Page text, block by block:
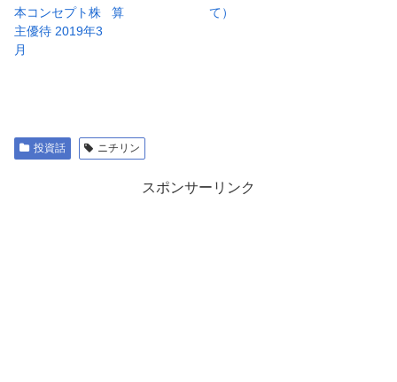
本コンセプト株
主優待 2019年3
月
算
て）
投資話 ニチリン
スポンサーリンク